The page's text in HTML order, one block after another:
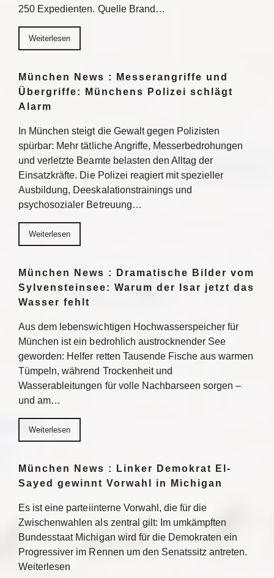
250 Expedienten. Quelle Brand…
Weiterlesen
München News : Messerangriffe und
Übergriffe: Münchens Polizei schlägt
Alarm
In München steigt die Gewalt gegen Polizisten
spürbar: Mehr tätliche Angriffe, Messerbedrohungen
und verletzte Beamte belasten den Alltag der
Einsatzkräfte. Die Polizei reagiert mit spezieller
Ausbildung, Deeskalationstrainings und
psychosozialer Betreuung…
Weiterlesen
München News : Dramatische Bilder vom
Sylvensteinsee: Warum der Isar jetzt das
Wasser fehlt
Aus dem lebenswichtigen Hochwasserspeicher für
München ist ein bedrohlich austrocknender See
geworden: Helfer retten Tausende Fische aus warmen
Tümpeln, während Trockenheit und
Wasserableitungen für volle Nachbarseen sorgen –
und am…
Weiterlesen
München News : Linker Demokrat El-
Sayed gewinnt Vorwahl in Michigan
Es ist eine parteiinterne Vorwahl, die für die
Zwischenwahlen als zentral gilt: Im umkämpften
Bundesstaat Michigan wird für die Demokraten ein
Progressiver im Rennen um den Senatssitz antreten.
Weiterlesen